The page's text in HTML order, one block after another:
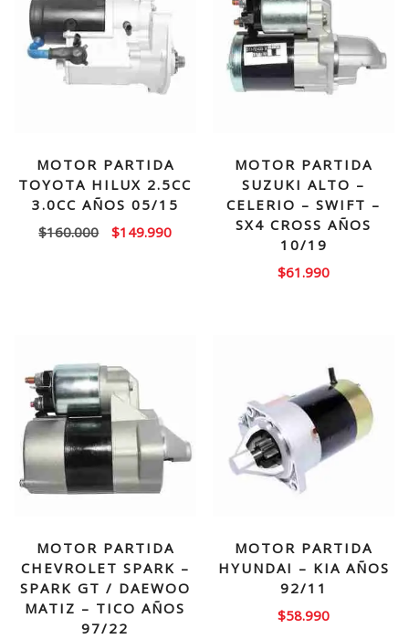
MOTOR PARTIDA
TOYOTA HILUX 2.5CC
3.0CC AÑOS 05/15
$160.000
El
$149.990El
MOTOR PARTIDA
SUZUKI ALTO –
CELERIO – SWIFT –
SX4 CROSS AÑOS
10/19
$61.990
MOTOR PARTIDA
CHEVROLET SPARK –
SPARK GT / DAEWOO
MATIZ – TICO AÑOS
97/22
MOTOR PARTIDA
HYUNDAI – KIA AÑOS
92/11
$58.990